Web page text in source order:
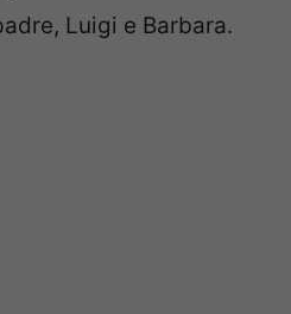
Luigi e Barbara.